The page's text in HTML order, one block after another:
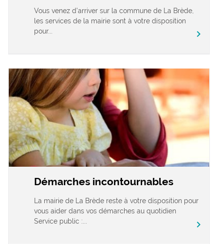
Vous venez d’arriver sur la commune de La Brède,
les services de la mairie sont à votre disposition
pour...
chevron_right
Démarches incontournables
La mairie de La Brède reste à votre disposition pour
vous aider dans vos démarches au quotidien
Service public :...
chevron_right